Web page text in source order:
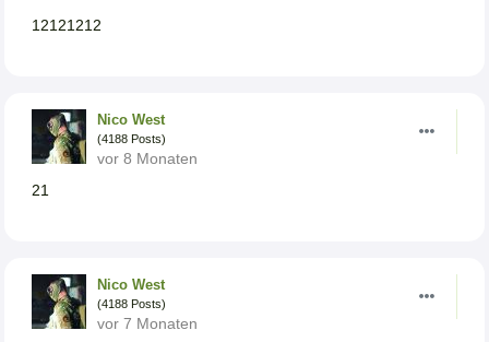
12121212
Nico West
(4188 Posts)
vor 8 Monaten
21
Nico West
(4188 Posts)
vor 7 Monaten